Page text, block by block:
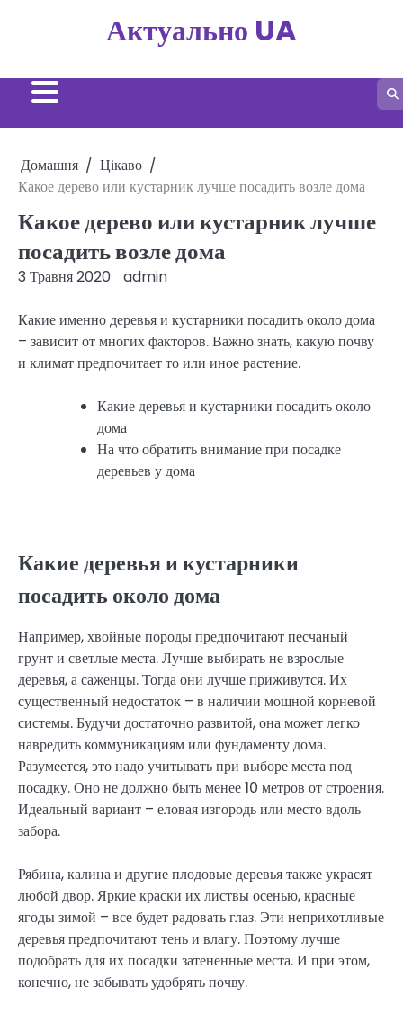
Актуально UA
Домашня
Цікаво
Какое дерево или кустарник лучше посадить возле дома
Какое дерево или кустарник лучше
посадить возле дома
3 Травня 2020 admin
Какие именно деревья и кустарники посадить около дома
– зависит от многих факторов. Важно знать, какую почву
и климат предпочитает то или иное растение.
Какие деревья и кустарники посадить около
дома
На что обратить внимание при посадке
деревьев у дома
Какие деревья и кустарники
посадить около дома
Например, хвойные породы предпочитают песчаный
грунт и светлые места. Лучше выбирать не взрослые
деревья, а саженцы. Тогда они лучше приживутся. Их
существенный недостаток – в наличии мощной корневой
системы. Будучи достаточно развитой, она может легко
навредить коммуникациям или фундаменту дома.
Разумеется, это надо учитывать при выборе места под
посадку. Оно не должно быть менее 10 метров от строения.
Идеальный вариант – еловая изгородь или место вдоль
забора.
Рябина, калина и другие плодовые деревья также украсят
любой двор. Яркие краски их листвы осенью, красные
ягоды зимой – все будет радовать глаз. Эти неприхотливые
деревья предпочитают тень и влагу. Поэтому лучше
подобрать для их посадки затененные места. И при этом,
конечно, не забывать удобрять почву.